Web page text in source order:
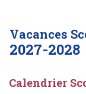
Vacances
2027-2028
Calendrier